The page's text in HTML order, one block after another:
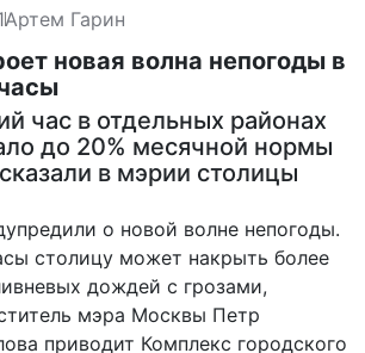
Артем Гарин
новая волна непогоды в
час в отдельных районах
до 20% месячной нормы
в мэрии столицы
о новой волне непогоды.
столицу может накрыть более
дождей с грозами,
мэра Москвы Петр
приводит Комплекс городского